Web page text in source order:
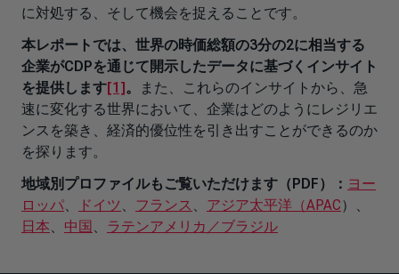
に対処する、そして機会を捉えることです。
本レポートでは、世界の時価総額の3分の2に相当する
企業がCDPを通じて開示したデータに基づくインサイト
を提供します[1]。
また、これらのインサイトから、急
速に変化する世界において、企業はどのようにレジリエ
ンスを築き、経済的優位性を引き出すことができるのか
を探ります。
地域別プロファイルもご覧いただけます（PDF）： ヨー
ロッパ、 ドイツ 、 フランス 、 アジア太平洋（APAC）、
日本、 中国 、 ラテンアメリカ／ブラジル